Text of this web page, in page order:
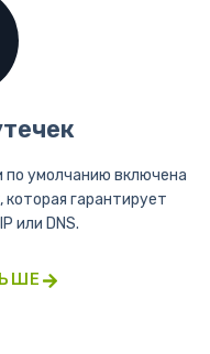
по умолчанию включена
гарантирует
или DNS.